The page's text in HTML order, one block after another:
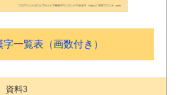
一覧表（画数付き）
資料3